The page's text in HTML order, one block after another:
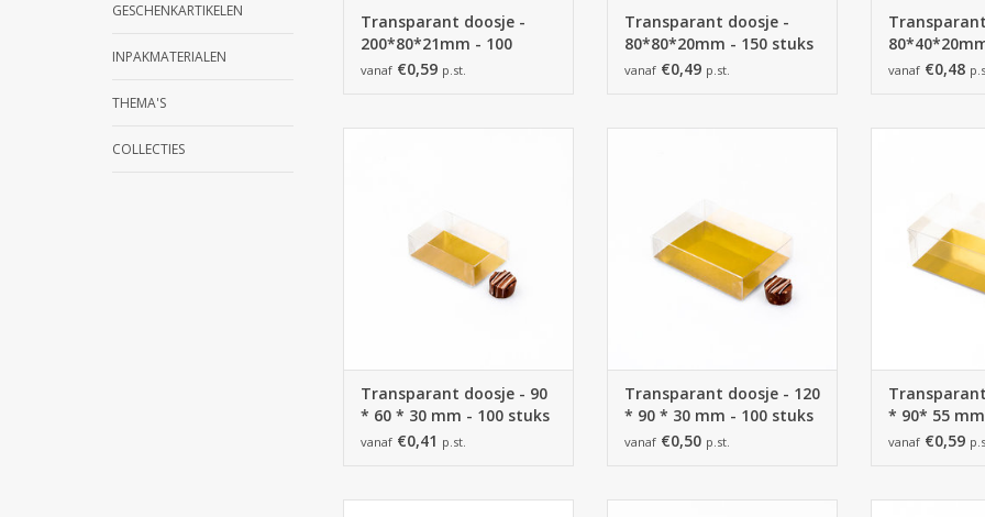
GESCHENKARTIKELEN
INPAKMATERIALEN
THEMA'S
COLLECTIES
Transparant doosje -
200*80*21mm - 100
stuks
vanaf €0,59 p.st.
Transparant doosje -
80*80*20mm - 150 stuks
vanaf €0,49 p.st. vanaf €0,48
Transparant doosje - 90
* 60 * 30 mm - 100 stuks
vanaf €0,41 p.st.
TOEVOEGEN AAN WINKELWAGEN
Transparant doosje - 120
* 90 * 30 mm - 100 stuks
vanaf €0,50 p.st.
* 90* 55
vanaf €0,59